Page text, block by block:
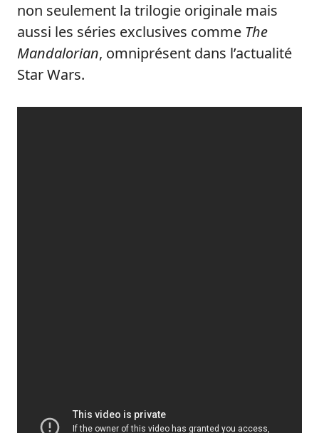
non seulement la trilogie originale mais
aussi les séries exclusives comme The
Mandalorian, omniprésent dans l’actualité
Star Wars.